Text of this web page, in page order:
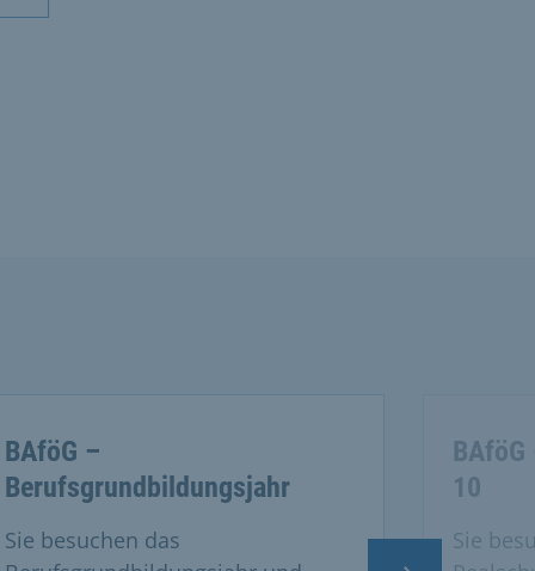
BAföG –
Berufsgrundbildungsjahr
Sie besuchen das
10
Sie